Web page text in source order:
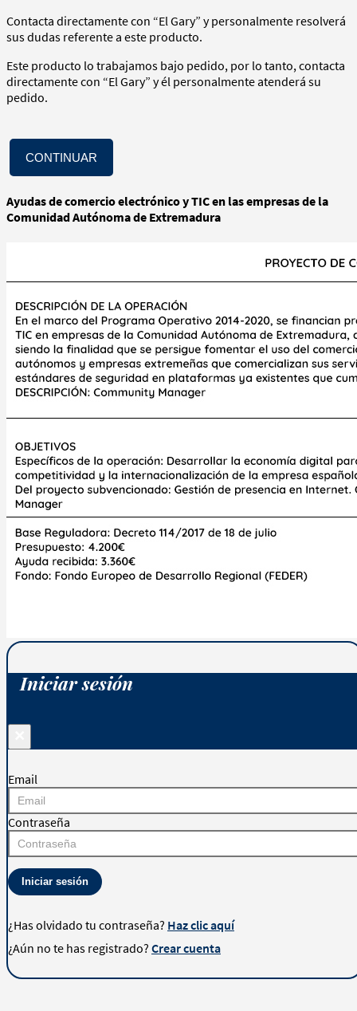
Contacta directamente con “El Gary” y personalmente resolverá
sus dudas referente a este producto.
Este producto lo trabajamos bajo pedido, por lo tanto, contacta
directamente con “El Gary” y él personalmente atenderá su
pedido.
CONTINUAR
Ayudas de comercio electrónico y TIC en las empresas de la
Comunidad Autónoma de Extremadura
Iniciar sesión
Email
Contraseña
Iniciar sesión
¿Has olvidado tu contraseña? Haz clic aquí
¿Aún no te has registrado? Crear cuenta